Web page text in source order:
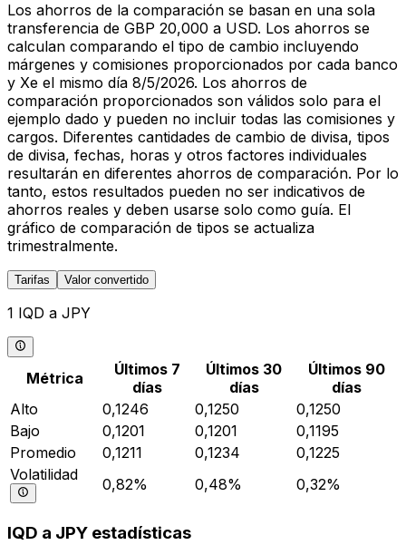
Los ahorros de la comparación se basan en una sola
transferencia de GBP 20,000 a USD. Los ahorros se
calculan comparando el tipo de cambio incluyendo
márgenes y comisiones proporcionados por cada banco
y Xe el mismo día 8/5/2026. Los ahorros de
comparación proporcionados son válidos solo para el
ejemplo dado y pueden no incluir todas las comisiones y
cargos. Diferentes cantidades de cambio de divisa, tipos
de divisa, fechas, horas y otros factores individuales
resultarán en diferentes ahorros de comparación. Por lo
tanto, estos resultados pueden no ser indicativos de
ahorros reales y deben usarse solo como guía. El
gráfico de comparación de tipos se actualiza
trimestralmente.
Tarifas Valor convertido
1 IQD a JPY
Métrica
Últimos 7
días
Últimos 30
días
Últimos 90
días
Alto
0,1246 0,1250
0,1250
Bajo
0,1201 0,1201
0,1195
Promedio
0,1211 0,1234
0,1225
Volatilidad
0,82% 0,48% 0,32%
IQD a JPY estadísticas